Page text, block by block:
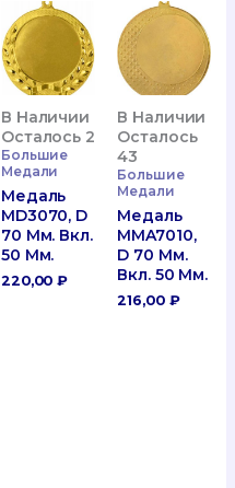
В Наличии
Осталось 2
Большие
Медали
Медаль
MD3070, D
70 Мм. Вкл.
50 Мм.
220,00₽
В Наличии
Осталось
43
Большие
Медали
Медаль
MMA7010,
D 70 Мм.
Вкл. 50 Мм.
216,00 ₽